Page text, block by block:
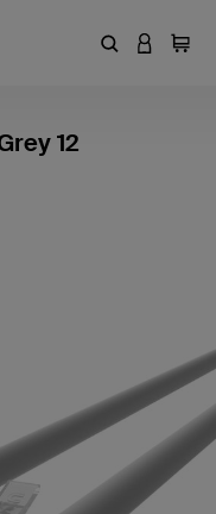
Entrez un
12